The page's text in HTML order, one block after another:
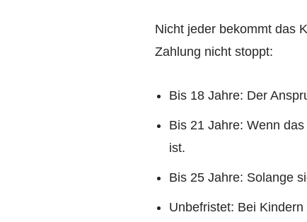
Nicht jeder bekommt das
Zahlung nicht stoppt:
Bis 18 Jahre: Der
Bis 21 Jahre: Wenn
ist.
Bis 25 Jahre: Solange
Unbefristet: Bei